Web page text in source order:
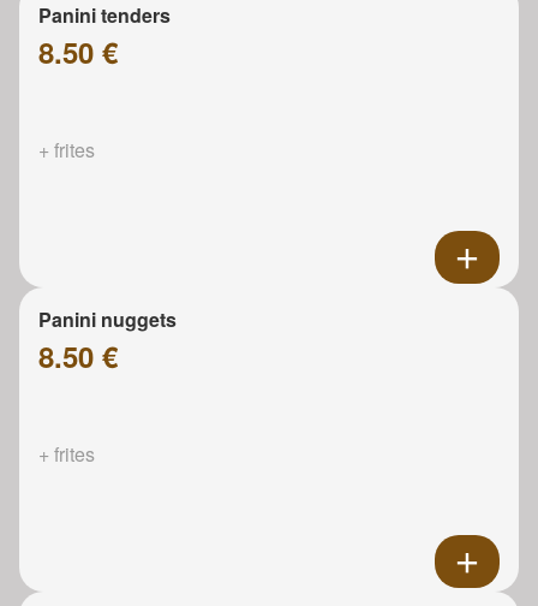
Panini tenders
8.50 €
+ frites
Panini nuggets
8.50 €
+ frites